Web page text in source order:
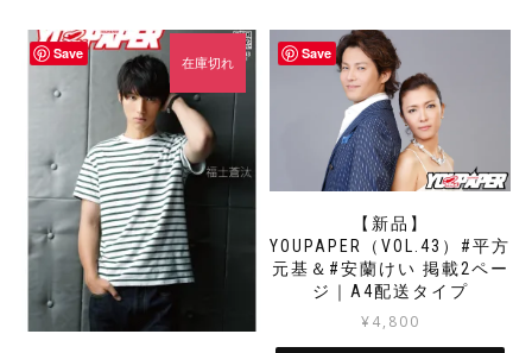
Save
在庫切れ
Save
【新品】
YOUPAPER（VOL.43）#平方
元基＆#安蘭けい 掲載2ペー
ジ｜A4配送タイプ
¥4,800